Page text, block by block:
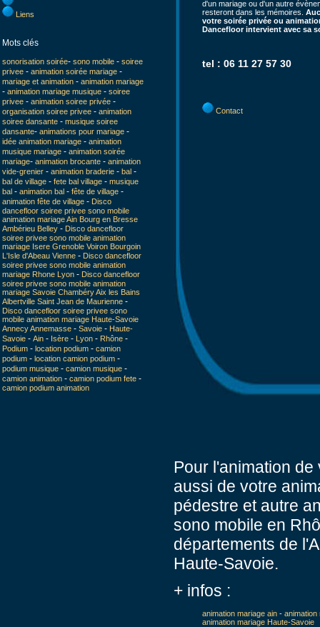
Liens
Mots clés
sonorisation soirée- sono mobile - soiree
privee - animation soirée mariage -
mariage et animation - animation mariage
- animation mariage musique - soiree
privee - animation soiree privée -
organisation soiree privee - animation
soiree dansante - musique soiree
dansante- animations pour mariage -
idée animation mariage - animation
musique mariage - animation soirée
mariage- animation brocante - animation
vide-grenier - animation braderie - bal -
bal de village - fete bal village - musique
bal - animation bal - fête de village -
animation fête de village - Disco
dancefloor soiree privee sono mobile
animation mariage Ain Bourg en Bresse
Ambérieu Belley - Disco dancefloor
soiree privee sono mobile animation
mariage Isere Grenoble Voiron Bourgoin
L'Isle d'Abeau Vienne - Disco dancefloor
soiree privee sono mobile animation
mariage Rhone Lyon - Disco dancefloor
soiree privee sono mobile animation
mariage Savoie Chambéry Aix les Bains
Albertville Saint Jean de Maurienne -
Disco dancefloor soiree privee sono
mobile animation mariage Haute-Savoie
Annecy Annemasse - Savoie - Haute-
Savoie - Ain - Isère - Lyon - Rhône -
Podium - location podium - camion
podium - location camion podium -
podium musique - camion musique -
camion animation - camion podium fete -
camion podium animation
d'un mariage ou d'un autre
resteront dans les mémoires.
votre soirée privée ou
Dancefloor intervient avec sa
tel : 06 11 27 57 30
Contact
Pour l'animation
aussi de votre
pédestre et autre
sono mobile en
départements de
Haute-Savoie.
+ infos :
animation mariage ain -
animation mariage Haute-Savoie